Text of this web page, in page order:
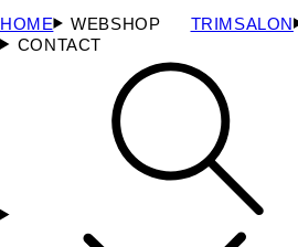
HOME WEBSHOP TRIMSALON
CONTACT